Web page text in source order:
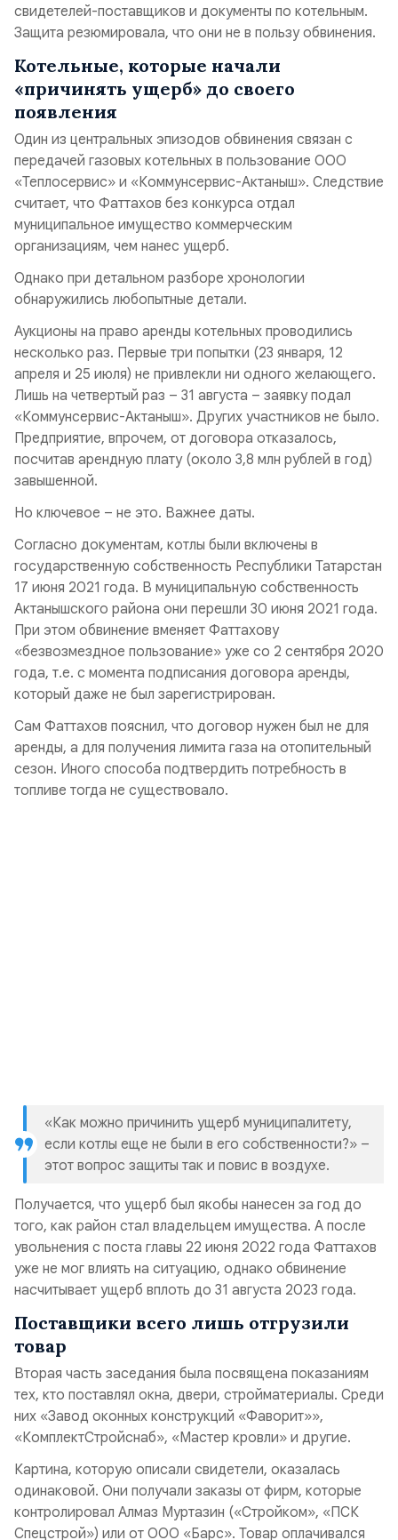
свидетелей-поставщиков и документы по котельным.
Защита резюмировала, что они не в пользу обвинения.
Котельные, которые начали
«причинять ущерб» до своего
появления
Один из центральных эпизодов обвинения связан с
передачей газовых котельных в пользование ООО
«Теплосервис» и «Коммунсервис-Актаныш». Следствие
считает, что Фаттахов без конкурса отдал
муниципальное имущество коммерческим
организациям, чем нанес ущерб.
Однако при детальном разборе хронологии
обнаружились любопытные детали.
Аукционы на право аренды котельных проводились
несколько раз. Первые три попытки (23 января, 12
апреля и 25 июля) не привлекли ни одного желающего.
Лишь на четвертый раз – 31 августа – заявку подал
«Коммунсервис-Актаныш». Других участников не было.
Предприятие, впрочем, от договора отказалось,
посчитав арендную плату (около 3,8 млн рублей в год)
завышенной.
Но ключевое – не это. Важнее даты.
Согласно документам, котлы были включены в
государственную собственность Республики Татарстан
17 июня 2021 года. В муниципальную собственность
Актанышского района они перешли 30 июня 2021 года.
При этом обвинение вменяет Фаттахову
«безвозмездное пользование» уже со 2 сентября 2020
года, т.е. с момента подписания договора аренды,
который даже не был зарегистрирован.
Сам Фаттахов пояснил, что договор нужен был не для
аренды, а для получения лимита газа на отопительный
сезон. Иного способа подтвердить потребность в
топливе тогда не существовало.
«Как можно причинить ущерб муниципалитету,
если котлы еще не были в его собственности?» –
этот вопрос защиты так и повис в воздухе.
Получается, что ущерб был якобы нанесен за год до
того, как район стал владельцем имущества. А после
увольнения с поста главы 22 июня 2022 года Фаттахов
уже не мог влиять на ситуацию, однако обвинение
насчитывает ущерб вплоть до 31 августа 2023 года.
Поставщики всего лишь отгрузили
товар
Вторая часть заседания была посвящена показаниям
тех, кто поставлял окна, двери, стройматериалы. Среди
них «Завод оконных конструкций «Фаворит»»,
«КомплектСтройснаб», «Мастер кровли» и другие.
Картина, которую описали свидетели, оказалась
одинаковой. Они получали заказы от фирм, которые
контролировал Алмаз Муртазин («Стройком», «ПСК
Спецстрой») или от ООО «Барс». Товар оплачивался